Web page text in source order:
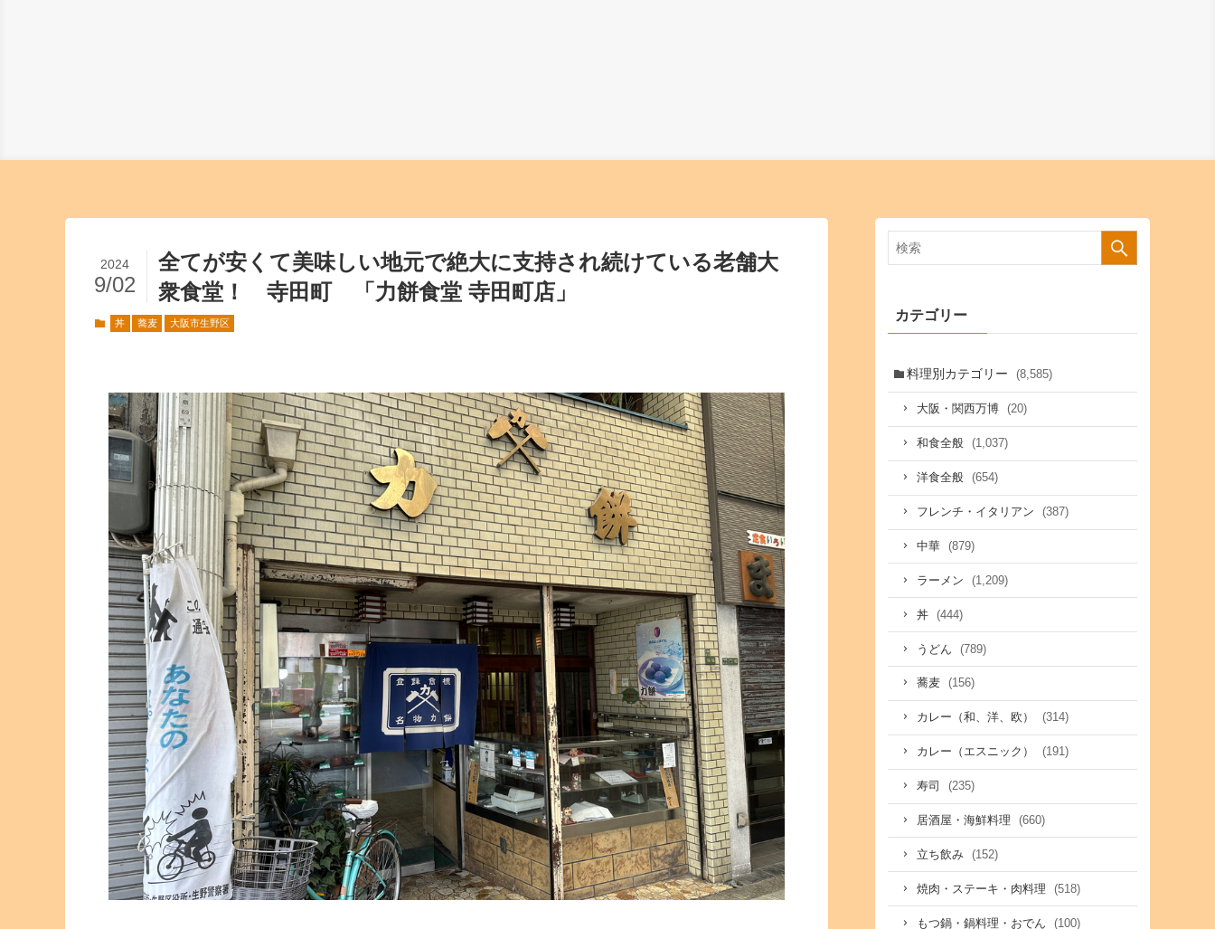
全てが安くて美味しい地元で絶大に支持され続けている老舗大
衆食堂！ 寺田町 「力餅食堂 寺田町店」
2024
9/02
丼 蕎麦 大阪市生野区 カテゴリー
料理別カテゴリー (8,585)
大阪・関西万博 (20)
和食全般 (1,037)
洋食全般 (654)
フレンチ・イタリアン (387)
中華 (879)
ラーメン (1,209)
丼 (444)
うどん (789)
蕎麦 (156)
カレー（和、洋、欧） (314)
カレー（エスニック） (191)
寿司 (235)
居酒屋・海鮮料理 (660)
立ち飲み (152)
焼肉・ステーキ・肉料理 (518)
もつ鍋・鍋料理・おでん (100)